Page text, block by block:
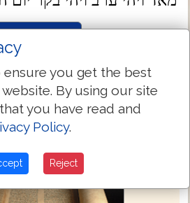
you get the best
By using our site
you have read and
Policy.
Reject